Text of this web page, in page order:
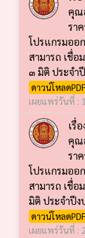
คุณ
รา
โปรแกรมออ
สามารถ เชื่
๓ มิติ ประจำ
ดาวน์โหลดPDF
เผยแพร่วันที่ :
เรื่
คุณ
รา
โปรแกรมออ
สามารถ เชื่
มิติ ประจำปี
ดาวน์โหลดPDF
เผยแพร่วันที่ :